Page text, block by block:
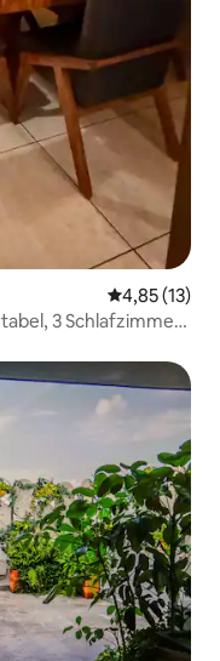
4,85 (13)
3 Schlafzimmer,